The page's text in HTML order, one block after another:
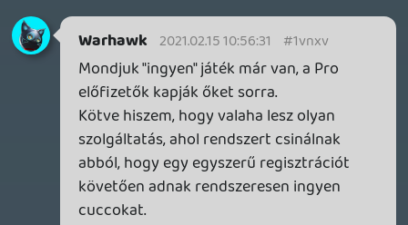
lett Stadia felhasználó és/vagy előfizető,
olyanok, akiknek eddig a gaminget a pubg
és a clash royale jelentette mobilon. Nekik
nincs steam könyvtáruk, nem akarnak
szinkronizálni semmit, urambocsá' még
olyan gépük sincs, amin egyáltalán futna.
Viszont felültek a CP2077 hype vonatra,
bedobták a zsetont, vettek egy kontrollert
a mobilhoz, tablethez (vagy nem is kellett,
mert volt, helló pubg játékosok) és már
tolták is. És aztán a következő játékot és a